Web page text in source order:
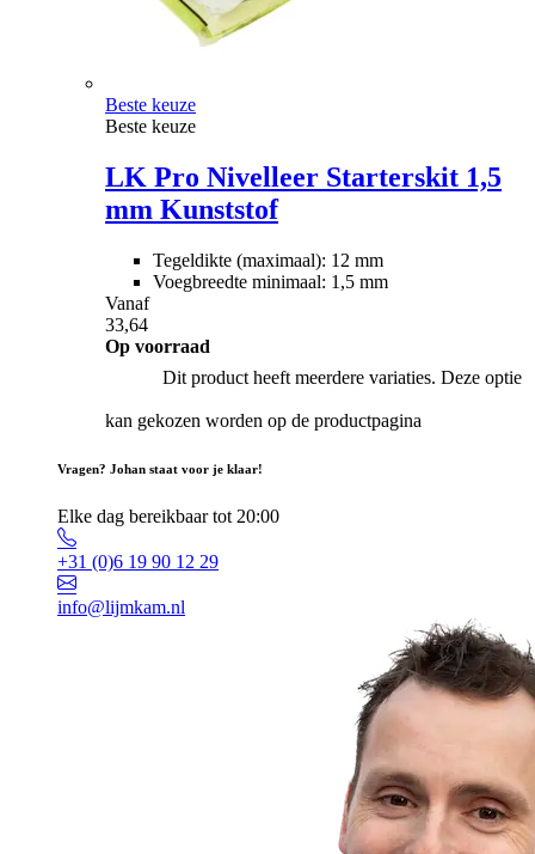
Beste keuze
Beste keuze
LK Pro Nivelleer Starterskit 1,5
mm Kunststof
Tegeldikte (maximaal): 12 mm
Voegbreedte minimaal: 1,5 mm
Vanaf
33,64
Op voorraad
Dit product heeft meerdere variaties. Deze optie
kan gekozen worden op de productpagina
Vragen? Johan staat voor je klaar!
Elke dag bereikbaar tot 20:00
+31 (0)6 19 90 12 29
info@lijmkam.nl